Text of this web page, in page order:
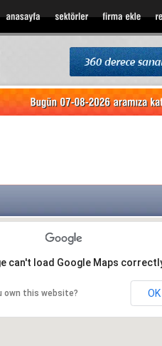
can't load Google Maps
own this website? OK